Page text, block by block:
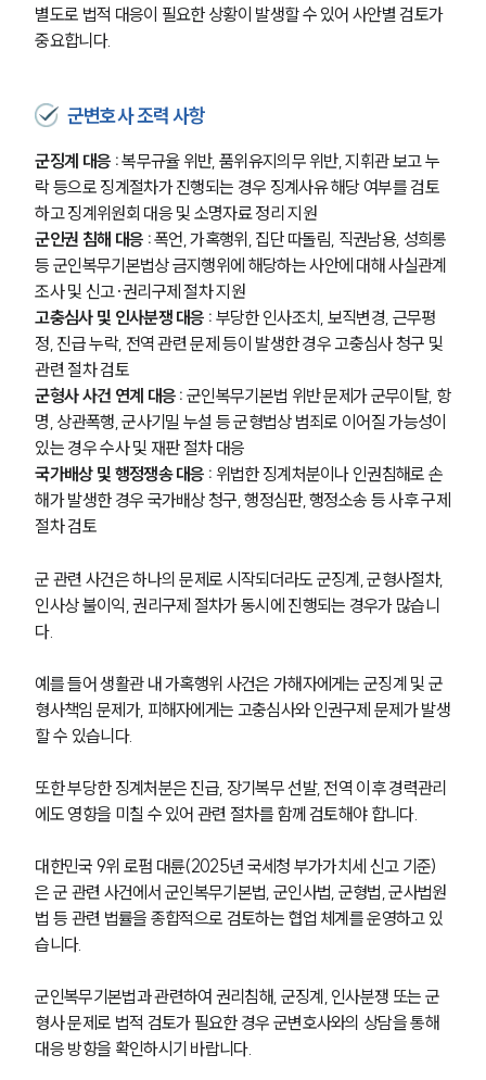
별도로 법적 대응이 필요한 상황이 발생할 수 있어 사안별 검토가
중요합니다.
군변호사 조력 사항
군징계 대응 : 복무규율 위반, 품위유지의무 위반, 지휘관 보고 누
락 등으로 징계절차가 진행되는 경우 징계사유 해당 여부를 검토
하고 징계위원회 대응 및 소명자료 정리 지원
군인권 침해 대응 : 폭언, 가혹행위, 집단 따돌림, 직권남용, 성희롱
등 군인복무기본법상 금지행위에 해당하는 사안에 대해 사실관계
조사 및 신고·권리구제 절차 지원
고충심사 및 인사분쟁 대응 : 부당한 인사조치, 보직변경, 근무평
정, 진급 누락, 전역 관련 문제 등이 발생한 경우 고충심사 청구 및
관련 절차 검토
군형사 사건 연계 대응 : 군인복무기본법 위반 문제가 군무이탈, 항
명, 상관폭행, 군사기밀 누설 등 군형법상 범죄로 이어질 가능성이
있는 경우 수사 및 재판 절차 대응
국가배상 및 행정쟁송 대응 : 위법한 징계처분이나 인권침해로 손
해가 발생한 경우 국가배상 청구, 행정심판, 행정소송 등 사후 구제
절차 검토
군 관련 사건은 하나의 문제로 시작되더라도 군징계, 군형사절차,
인사상 불이익, 권리구제 절차가 동시에 진행되는 경우가 많습니
다.
예를 들어 생활관 내 가혹행위 사건은 가해자에게는 군징계 및 군
형사책임 문제가, 피해자에게는 고충심사와 인권구제 문제가 발생
할 수 있습니다.
또한 부당한 징계처분은 진급, 장기복무 선발, 전역 이후 경력관리
에도 영향을 미칠 수 있어 관련 절차를 함께 검토해야 합니다.
대한민국 9위 로펌 대륜(2025년 국세청 부가가치세 신고 기준)
은 군 관련 사건에서 군인복무기본법, 군인사법, 군형법, 군사법원
법 등 관련 법률을 종합적으로 검토하는 협업 체계를 운영하고 있
습니다.
군인복무기본법과 관련하여 권리침해, 군징계, 인사분쟁 또는 군
형사 문제로 법적 검토가 필요한 경우 군변호사와의 상담을 통해
대응 방향을 확인하시기 바랍니다.